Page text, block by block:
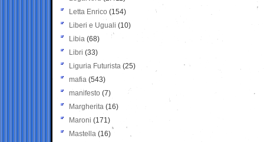
Letta Enrico (154)
Liberi e Uguali (10)
Libia (68)
Libri (33)
Liguria Futurista (25)
mafia (543)
manifesto (7)
Margherita (16)
Maroni (171)
Mastella (16)